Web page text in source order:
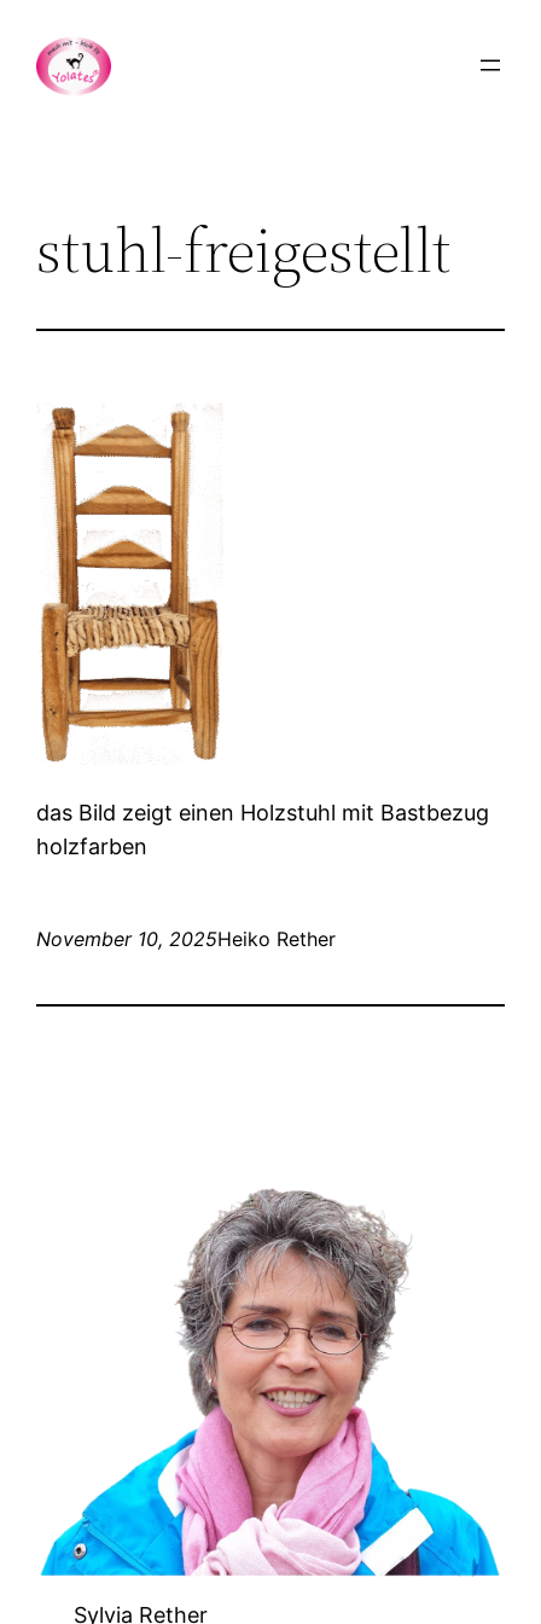
Inhalt
springen
stuhl-freigestellt
das Bild zeigt einen Holzstuhl mit Bastbezug
holzfarben
November 10, 2025Heiko Rether
Sylvia Rether